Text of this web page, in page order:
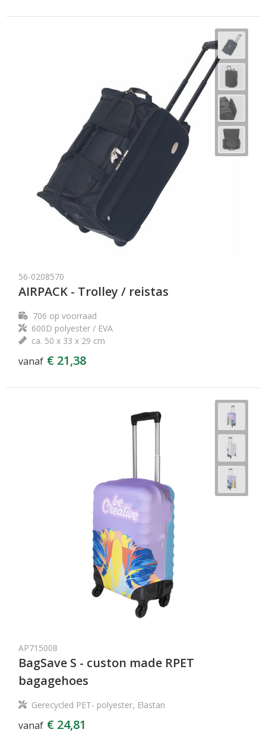
56-0208570
AIRPACK - Trolley / reistas
706 op voorraad
600D polyester / EVA
ca. 50 x 33 x 29 cm
vanaf € 21,38
AP715008
BagSave S - custon made RPET
bagagehoes
Gerecycled PET- polyester, Elastan
vanaf € 24,81